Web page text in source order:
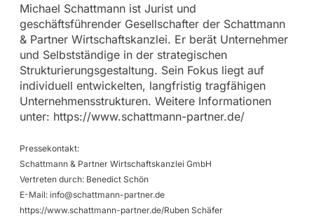
Michael Schattmann ist Jurist und
geschäftsführender Gesellschafter der Schattmann
& Partner Wirtschaftskanzlei. Er berät Unternehmer
und Selbstständige in der strategischen
Strukturierungsgestaltung. Sein Fokus liegt auf
individuell entwickelten, langfristig tragfähigen
Unternehmensstrukturen. Weitere Informationen
unter: https://www.schattmann-partner.de/
Pressekontakt:
Schattmann & Partner Wirtschaftskanzlei GmbH
Vertreten durch: Benedict Schön
E-Mail: info@schattmann-partner.de
https://www.schattmann-partner.de/Ruben Schäfer